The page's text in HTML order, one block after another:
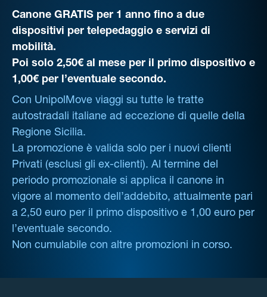
Canone GRATIS per 1 anno fino a due
dispositivi per telepedaggio e servizi di
mobilità.
Poi solo 2,50€ al mese per il primo dispositivo e
1,00€ per l’eventuale secondo.
Con UnipolMove viaggi su tutte le tratte
autostradali italiane ad eccezione di quelle della
Regione Sicilia.
La promozione è valida solo per i nuovi clienti
Privati (esclusi gli ex-clienti). Al termine del
periodo promozionale si applica il canone in
vigore al momento dell’addebito, attualmente pari
a 2,50 euro per il primo dispositivo e 1,00 euro per
l’eventuale secondo.
Non cumulabile con altre promozioni in corso.